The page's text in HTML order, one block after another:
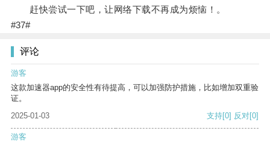
赶快尝试一下吧，让网络下载不再成为烦恼！。
#37#
评论
游客
这款加速器app的安全性有待提高，可以加强防护措施，比如增加双重验
证。
2025-01-03
支持[0] 反对[0]
游客